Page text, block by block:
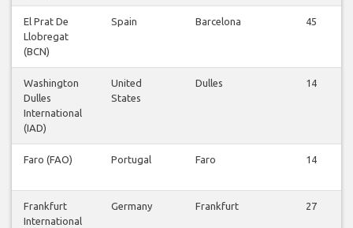
El Prat De
Llobregat
(BCN)
Spain Barcelona 45
Washington
Dulles
International
(IAD)
United
States
Dulles 14
Faro (FAO) Portugal Faro 14
Frankfurt
International
Germany Frankfurt 27